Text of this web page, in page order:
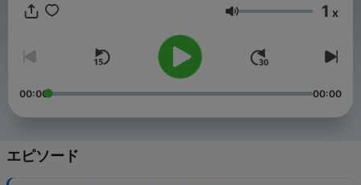
音量 1 x
00:00 00:00
エピソード